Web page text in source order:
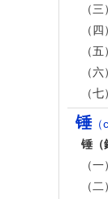
（
（
（
（
（
锤（
锤（
（
（